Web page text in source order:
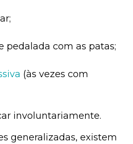
pedalada com as patas;
(às vezes com
involuntariamente.
generalizadas, existem